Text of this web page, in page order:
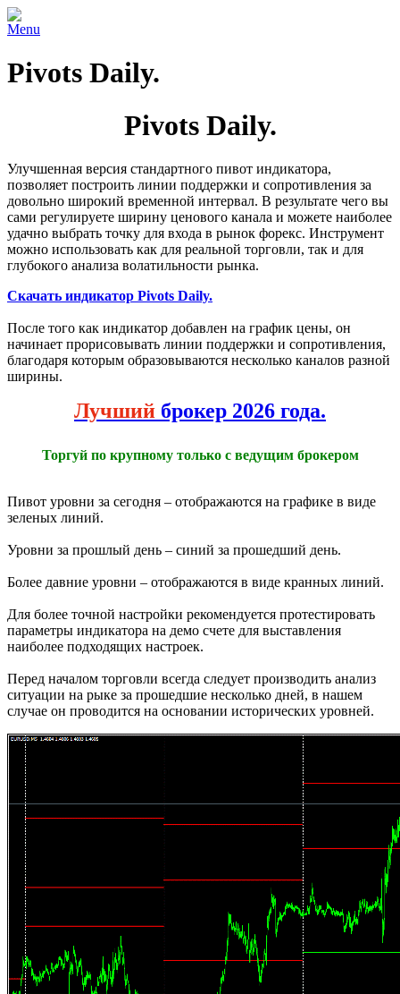
Menu
Pivots Daily.
Pivots Daily.
Улучшенная версия стандартного пивот индикатора,
позволяет построить линии поддержки и сопротивления за
довольно широкий временной интервал. В результате чего вы
сами регулируете ширину ценового канала и можете наиболее
удачно выбрать точку для входа в рынок форекс. Инструмент
можно использовать как для реальной торговли, так и для
глубокого анализа волатильности рынка.
Скачать индикатор Pivots Daily.
После того как индикатор добавлен на график цены, он
начинает прорисовывать линии поддержки и сопротивления,
благодаря которым образовываются несколько каналов разной
ширины.
Лучший брокер 2026 года.
Торгуй по крупному только с ведущим брокером
Пивот уровни за сегодня – отображаются на графике в виде
зеленых линий.
Уровни за прошлый день – синий за прошедший день.
Более давние уровни – отображаются в виде кранных линий.
Для более точной настройки рекомендуется протестировать
параметры индикатора на демо счете для выставления
наиболее подходящих настроек.
Перед началом торговли всегда следует производить анализ
ситуации на рыке за прошедшие несколько дней, в нашем
случае он проводится на основании исторических уровней.